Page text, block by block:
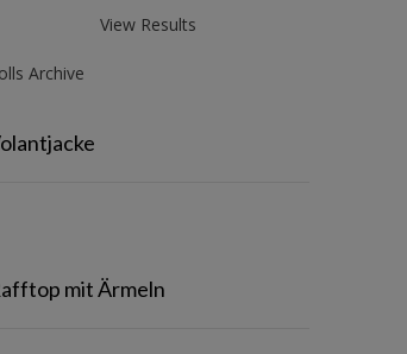
View Results
Archive
mit Ärmeln